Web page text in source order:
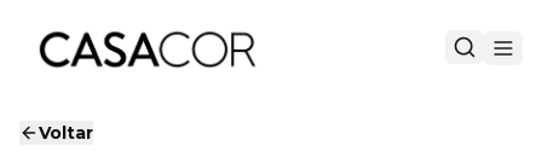
Voltar